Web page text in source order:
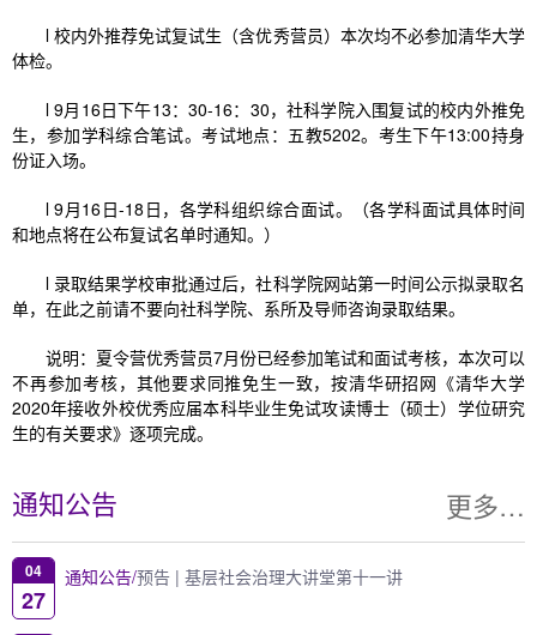
通知公告 更多…
04
27
通知公告/预告 | 基层社会治理大讲堂第十一讲
l 校内外推荐免试复试生（含优秀营员）本次均不必参加清华大学
体检。
l 9月16日下午13：30-16：30，社科学院入围复试的校内外推免
生，参加学科综合笔试。考试地点：五教5202。考生下午13:00持身
份证入场。
l 9月16日-18日，各学科组织综合面试。（各学科面试具体时间
和地点将在公布复试名单时通知。）
l 录取结果学校审批通过后，社科学院网站第一时间公示拟录取名
单，在此之前请不要向社科学院、系所及导师咨询录取结果。
说明：夏令营优秀营员7月份已经参加笔试和面试考核，本次可以
不再参加考核，其他要求同推免生一致，按清华研招网《清华大学
2020年接收外校优秀应届本科毕业生免试攻读博士（硕士）学位研究
生的有关要求》逐项完成。